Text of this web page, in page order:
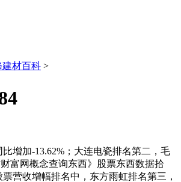
建材百科 >
加-13.62%；大连电瓷排名第二，毛
富网概念查询东西》股票东西数据拾
营收增幅排名中，东方雨虹排名第三，